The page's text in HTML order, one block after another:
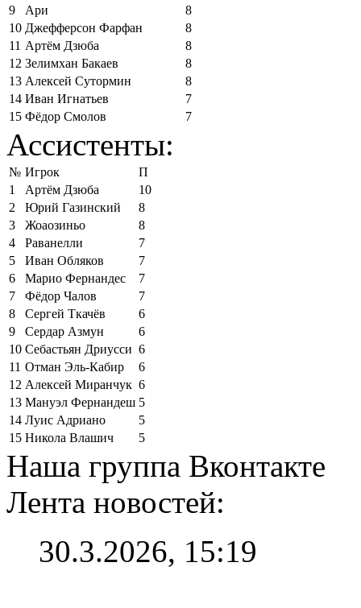
9
Ари
8
10 Джефферсон Фарфан
8
11 Артём Дзюба
8
12 Зелимхан Бакаев
8
13 Алексей Сутормин
8
14 Иван Игнатьев
7
15 Фёдор Смолов 7
Ассистенты:
№ Игрок
П
1
Артём Дзюба
10
2
Юрий Газинский
8
3
Жоаозиньо
8
4
Раванелли
7
5
Иван Обляков
7
6
Марио Фернандес
7
7
Фёдор Чалов
7
8
Сергей Ткачёв
6
9
Сердар Азмун
6
10 Себастьян Дриусси 6
11 Отман Эль-Кабир
6
12 Алексей Миранчук 6
13 Мануэл Фернандеш 5
14 Луис Адриано
5
15 Никола Влашич 5
Наша группа Вконтакте
Лента новостей:
30.3.2026, 15:19